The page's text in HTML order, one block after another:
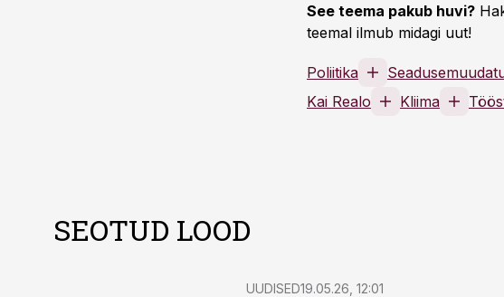
See teema pakub huvi?
teemal ilmub midagi uut!
Poliitika
Kai Realo
Kliima
SEOTUD LOOD
UUDISED19.05.26, 12:01